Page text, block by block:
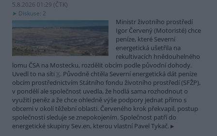
5.8.2026 01:29 (ČTK)
Diskuse: 2
Ministr životního prostředí
Igor Červený (Motoristé) chce
peníze, které Severní
energetická ušetřila na
rekultivacích hnědouhelného
lomu ČSA na Mostecku, rozdělit obcím podle původní dohody.
Uvedl to na síti X. Původně chtěla Severní energetická dát peníze
obcím prostřednictvím Státního fondu životního prostředí (SFŽP),
v pondělí ale společnost uvedla, že hodlá sama rozhodnout o
využití peněz a že chce ohledně výše podpory jednat přímo s
obcemi v okolí těžební oblasti. Červeného krok překvapil, postup
společnosti sleduje se znepokojením. Společnost patří do
energetické skupiny Sev.en, kterou vlastní Pavel Tykač.